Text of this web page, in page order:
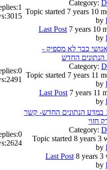
Category:
Topic started 7 years 10
by
Last Post 7 years 10
by
1
3015
כבר לא מספיק -
החדש
Category:
Topic started 7 years 11
by
Last Post 7 years 11
by
0
2491
חוק מס' 12 במדע הנתונים החדש- קשר
חזוי
Category:
Topic started 8 years 3
by
Last Post 8 years 3
by
0
2624